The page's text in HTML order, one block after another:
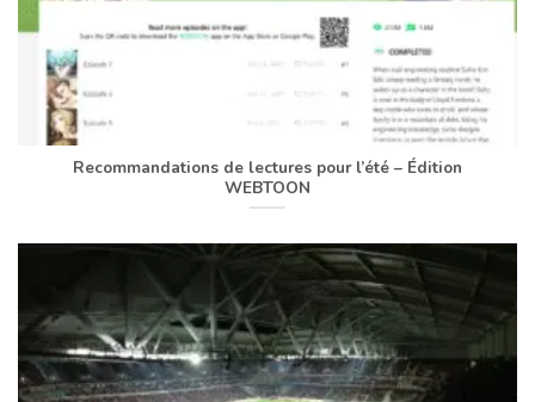
Recommandations de lectures pour l’été – Édition
WEBTOON